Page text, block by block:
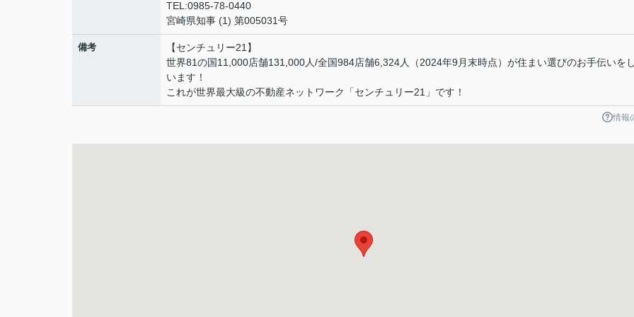
TEL:0985-78-0440
宮崎県知事 (1) 第005031号
備考
【センチュリー21】
世界81の国11,000店舗131,000人/全国984店舗6,324人（2024年9月末時点）が住まい選びのお手伝いを
います！
これが世界最大級の不動産ネットワーク「センチュリー21」です！
情報